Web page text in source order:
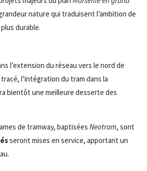
nature qui traduisent l’ambition de
durable.
l’extension du réseau vers le nord de
l’intégration du tram dans la
bientôt une meilleure desserte des
de tramway, baptisées Neotram, sont
seront mises en service, apportant un